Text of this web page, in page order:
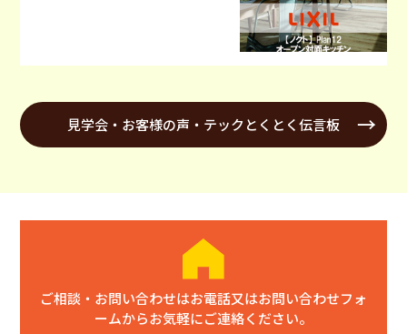
見学会・お客様の声・テックとくとく伝言板
ご相談・お問い合わせはお電話又はお問い合わせフォ
ームからお気軽にご連絡ください。